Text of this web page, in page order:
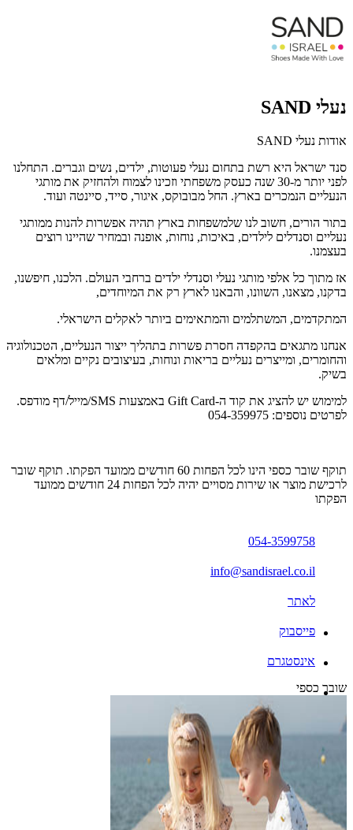
נעלי SAND
אודות נעלי SAND
סנד ישראל היא רשת בתחום נעלי פעוטות, ילדים, נשים וגברים. התחלנו
לפני יותר מ-30 שנה כעסק משפחתי וזכינו לצמוח ולהחזיק את מותגי
הנעליים הנמכרים בארץ. החל מבובוקס, איגור, סייד, סיינטה ועוד.
בתור הורים, חשוב לנו שלמשפחות בארץ תהיה אפשרות להנות ממותגי
נעליים וסנדלים לילדים, באיכות, נוחות, אופנה ובמחיר שהיינו רוצים
בעצמנו.
אז מתוך כל אלפי מותגי נעלי וסנדלי ילדים ברחבי העולם. הלכנו, חיפשנו,
בדקנו, מצאנו, השוונו, והבאנו לארץ רק את המיוחדים,
המתקדמים, המשתלמים והמתאימים ביותר לאקלים הישראלי.
אנחנו מתגאים בהקפדה חסרת פשרות בתהליך ייצור הנעליים, הטכנולוגיה
והחומרים, ומייצרים נעליים בריאות ונוחות, בעיצובים נקיים ומלאים
בשיק.
למימוש יש להציג את קוד ה-Gift Card באמצעות SMS/מייל/דף מודפס.
לפרטים נוספים: 054-359975
תוקף שובר כספי הינו לכל הפחות 60 חודשים ממועד הפקתו. תוקף שובר
לרכישת מוצר או שירות מסויים יהיה לכל הפחות 24 חודשים ממועד
הפקתו
054-3599758
info@sandisrael.co.il
לאתר
פייסבוק
אינסטגרם
שובר כספי